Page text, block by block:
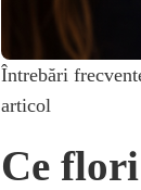
Întrebări
articol
Ce